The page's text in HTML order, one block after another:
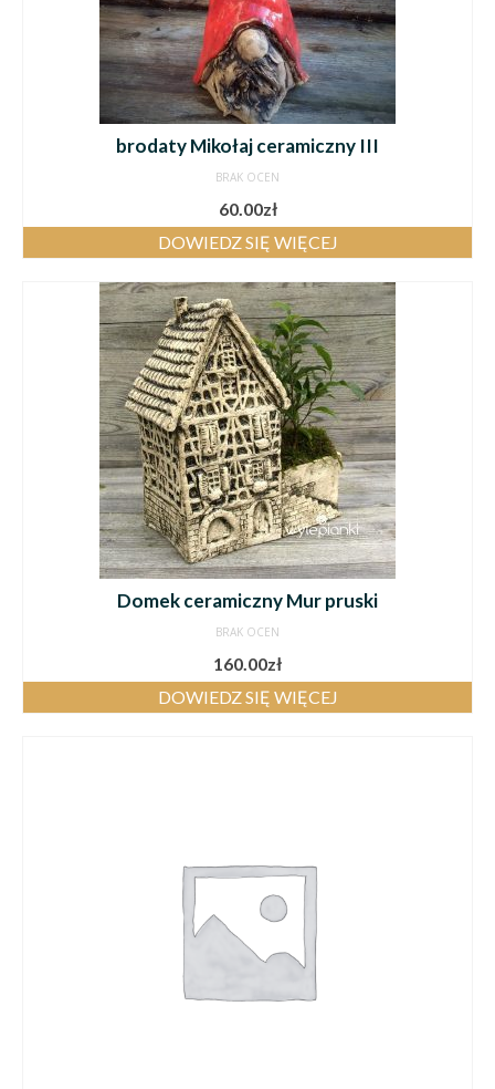
brodaty Mikołaj ceramiczny III
BRAK OCEN
60.00zł
DOWIEDZ SIĘ WIĘCEJ
Domek ceramiczny Mur pruski
BRAK OCEN
160.00zł
DOWIEDZ SIĘ WIĘCEJ